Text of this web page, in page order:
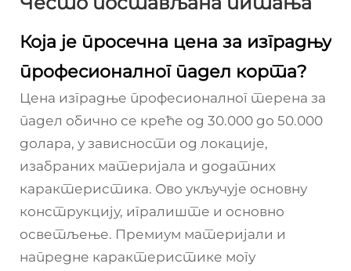
Која је просечна цена за изградњу
професионалног падел корта?
Цена изградње професионалног терена за
падел обично се креће од 30.000 до 50.000
долара, у зависности од локације,
изабраних материјала и додатних
карактеристика. Ово укључује основну
конструкцију, игралиште и основно
осветљење. Премиум материјали и
напредне карактеристике могу